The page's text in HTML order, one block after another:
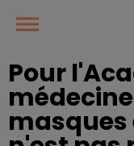
Pour
masques